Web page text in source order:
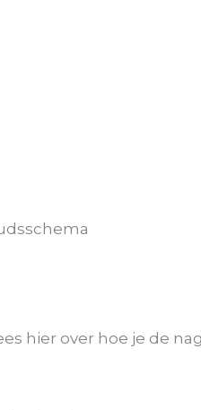
hier over hoe je de